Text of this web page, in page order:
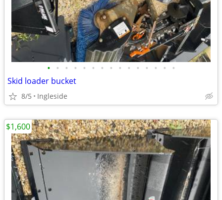
• • • • • • • • • • • • • • •
Skid loader bucket
8/5 Ingleside
$1,600